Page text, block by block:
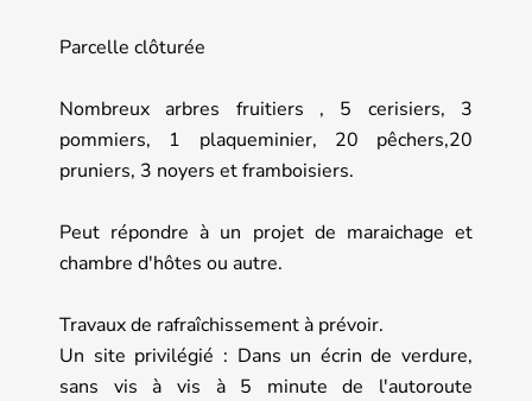
Parcelle clôturée
Nombreux arbres fruitiers , 5 cerisiers, 3
pommiers, 1 plaqueminier, 20 pêchers,20
pruniers, 3 noyers et framboisiers.
Peut répondre à un projet de maraichage et
chambre d'hôtes ou autre.
Travaux de rafraîchissement à prévoir.
Un site privilégié : Dans un écrin de verdure,
sans vis à vis à 5 minute de l'autoroute